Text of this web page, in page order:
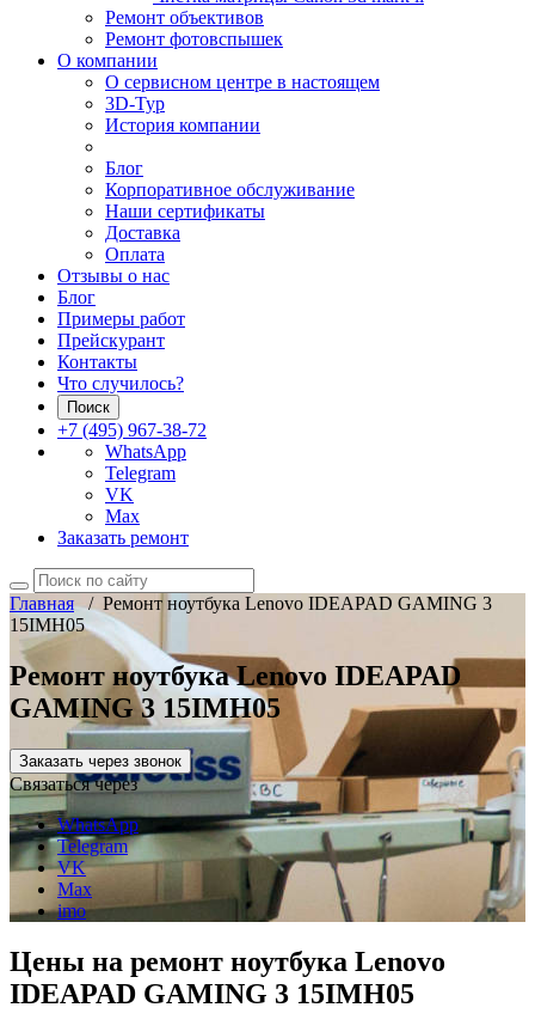
Ремонт объективов
Ремонт фотовспышек
О компании
О сервисном центре в настоящем
3D-Тур
История компании
Блог
Корпоративное обслуживание
Наши сертификаты
Доставка
Оплата
Отзывы о нас
Блог
Примеры работ
Прейскурант
Контакты
Что случилось?
Поиск
+7 (495) 967-38-72
WhatsApp
Telegram
VK
Max
Заказать ремонт
Главная/ Ремонт ноутбука Lenovo IDEAPAD GAMING 3
15IMH05
Ремонт ноутбука Lenovo IDEAPAD
GAMING 3 15IMH05
Заказать через звонок
Связаться через
WhatsApp
Telegram
VK
Max
imo
Цены на ремонт ноутбука Lenovo
IDEAPAD GAMING 3 15IMH05